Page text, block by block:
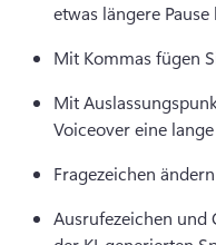
etwas längere Pause
Mit Kommas fügen
Mit
Voiceover eine
Fragezeichen
Ausrufezeichen und